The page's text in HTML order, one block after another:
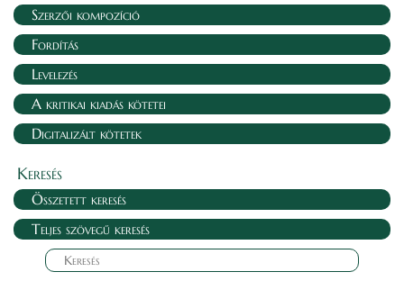
Szerzői kompozíció
Fordítás
Levelezés
A kritikai kiadás kötetei
Digitalizált kötetek
Keresés
Összetett keresés
Teljes szövegű keresés